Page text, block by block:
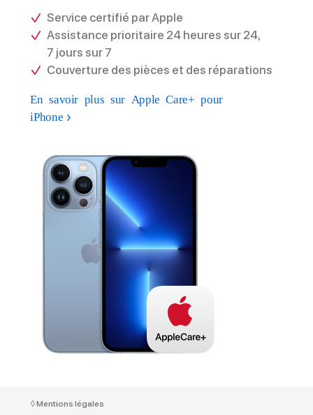
Service certifié par Apple
Assistance prioritaire 24 heures sur 24,
7 jours sur 7
Couverture des pièces et des réparations
En savoir plus sur Apple Care+ pour
iPhone
◊Mentions légales